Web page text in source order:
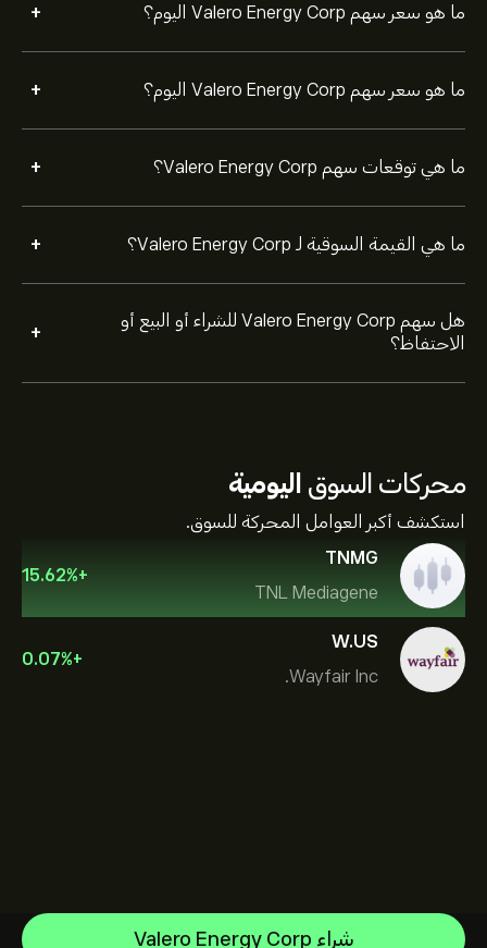
ما هو سعر سهم Valero Energy Corp اليوم؟ +
ما هو سعر سهم Valero Energy Corp اليوم؟ +
ما هي توقعات سهم Valero Energy Corp؟ +
ما هي القيمة السوقية لـ Valero Energy Corp؟ +
هل سهم Valero Energy Corp للشراء أو البيع أو
الاحتفاظ؟
+
محركات السوق اليومية
استكشف أكبر العوامل المحركة للسوق.
TNMG
TNL Mediagene
+
15.62%
W.US
Wayfair Inc.
+
0.07%
شراء Valero Energy Corp
NVIDIA Corporation